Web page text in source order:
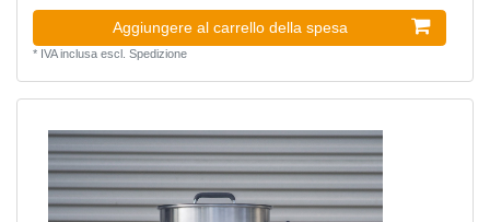
Aggiungere al carrello della spesa
* IVA inclusaescl. Spedizione